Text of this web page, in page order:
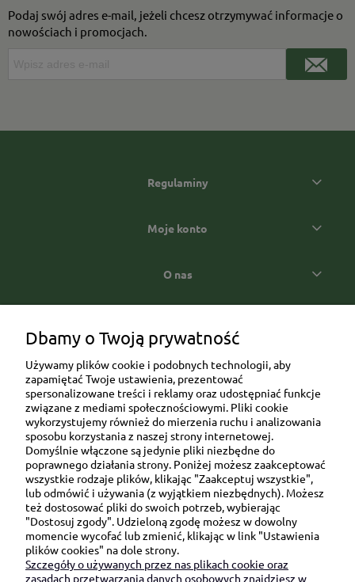
Podaj swój adres e-mail, jeżeli chcesz otrzymywać informacje o
nowościach i promocjach.
Regulaminy
Moje konto
O nas
Ul. Brukowa 6/8 lok. 57/58
91-341 Łódź
NIP: 6751510615
SKONTAKTUJ SIĘ Z NAMI:
sklep@be-happygifts.com
Dbamy o Twoją prywatność
Używamy plików cookie i podobnych technologii, aby
zapamiętać Twoje ustawienia, prezentować
spersonalizowane treści i reklamy oraz udostępniać funkcje
związane z mediami społecznościowymi. Pliki cookie
wykorzystujemy również do mierzenia ruchu i analizowania
sposobu korzystania z naszej strony internetowej.
Domyślnie włączone są jedynie pliki niezbędne do
poprawnego działania strony. Poniżej możesz zaakceptować
wszystkie rodzaje plików, klikając "Zaakceptuj wszystkie",
lub odmówić i używania (z wyjątkiem niezbędnych). Możesz
też dostosować pliki do swoich potrzeb, wybierając
"Dostosuj zgody". Udzieloną zgodę możesz w dowolny
momencie wycofać lub zmienić, klikając w link "Ustawienia
plików cookies" na dole strony.
Szczegóły o używanych przez nas plikach cookie oraz
zasadach przetwarzania danych osobowych znajdziesz w